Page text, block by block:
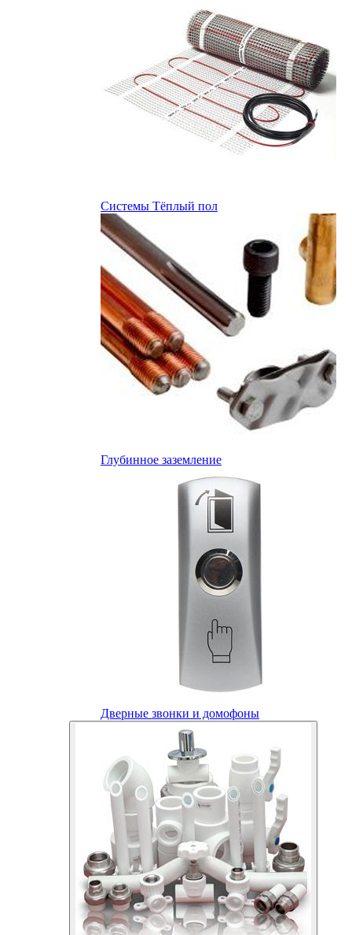
Системы Тёплый пол
Глубинное заземление
Дверные звонки и домофоны